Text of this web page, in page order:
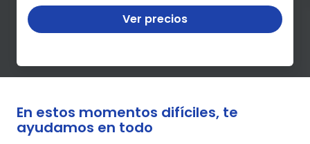
Ver precios
En estos momentos difíciles, te
ayudamos en todo